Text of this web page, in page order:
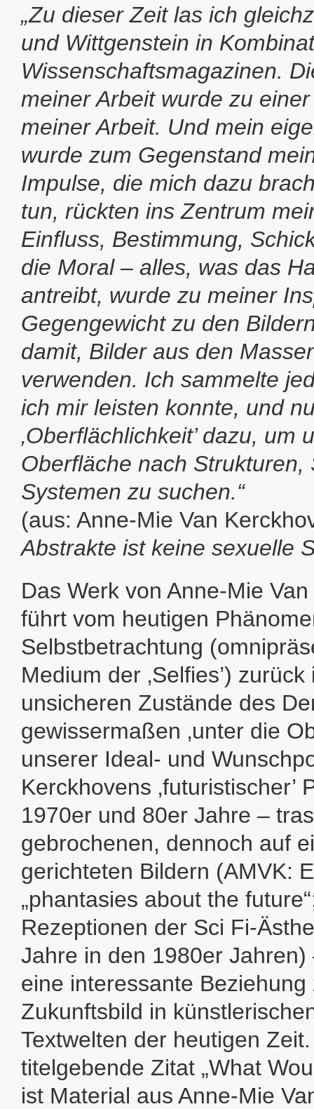
„Zu dieser Zeit las ich
und Wittgenstein in
Wissenschaftsmagazinen.
meiner Arbeit wurde zu
meiner Arbeit. Und mein
wurde zum Gegenstand
Impulse, die mich dazu
tun, rückten ins Zentrum
Einfluss, Bestimmung,
die Moral – alles, was das
antreibt, wurde zu meiner
Gegengewicht zu den
damit, Bilder aus den
verwenden. Ich sammelte
ich mir leisten konnte, und
‚Oberflächlichkeit’ dazu, um
Oberfläche nach Strukturen,
Systemen zu suchen.“
(aus: Anne-Mie Van
Abstrakte ist keine sexuelle
Das Werk von Anne-Mie
führt vom heutigen
Selbstbetrachtung
Medium der ‚Selfies’) zurück
unsicheren Zustände des
gewissermaßen ‚unter die
unserer Ideal- und
Kerckhovens ‚futuristischer’
1970er und 80er Jahre –
gebrochenen, dennoch auf
gerichteten Bildern (AMVK:
„phantasies about the
Rezeptionen der Sci Fi-
Jahre in den 1980er
eine interessante Beziehung
Zukunftsbild in
Textwelten der heutigen
titelgebende Zitat „What
ist Material aus Anne-Mie